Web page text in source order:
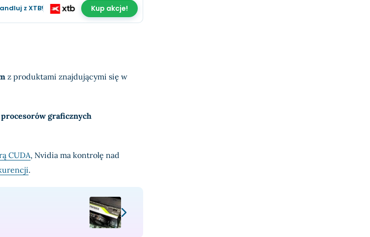
z XTB! Kup akcje!
z produktami znajdującymi się w
graficznych
CUDA, Nvidia ma kontrolę nad
.